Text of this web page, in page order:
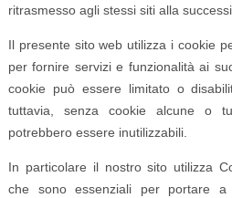
ritrasmesso agli stessi siti alla
Il presente sito web utilizza i cookie
per fornire servizi e funzionalità ai
cookie può essere limitato o
tuttavia, senza cookie alcune o
potrebbero essere inutilizzabili.
In particolare il nostro sito utilizza
che sono essenziali per portare a